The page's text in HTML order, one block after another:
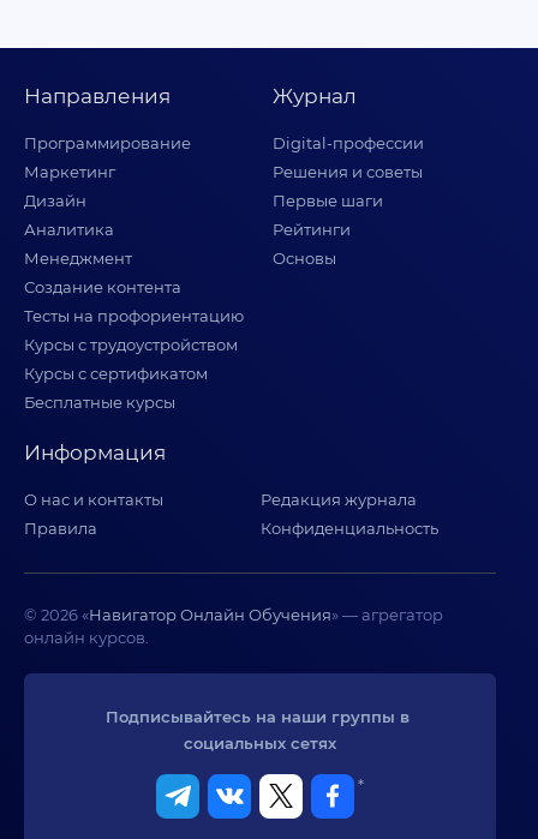
Направления
Программирование
Маркетинг
Дизайн
Аналитика
Менеджмент
Создание контента
Тесты на профориентацию
Курсы с трудоустройством
Курсы с сертификатом
Бесплатные курсы
Журнал
Digital-профессии
Решения и советы
Первые шаги
Рейтинги
Основы
Информация
О нас и контакты
Редакция журнала
Правила
Конфиденциальность
© 2026 «Навигатор Онлайн Обучения» — агрегатор
онлайн курсов.
Подписывайтесь на наши группы в
социальных сетях
*